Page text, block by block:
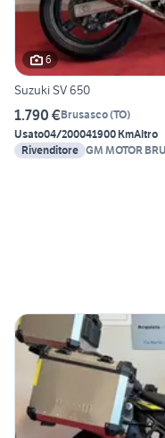
6
Suzuki SV 650
1.790 €Brusasco(TO)
Usato04/200041900 KmAltro
Rivenditore GM MOTOR